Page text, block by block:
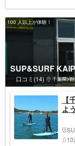
100 人以上が体験！
SUP&SURF
口コミ(14) 千葉県>
よ
10